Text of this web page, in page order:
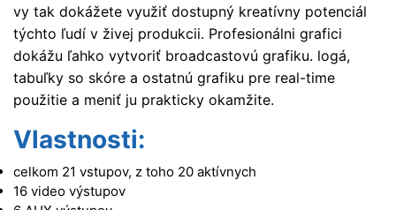
vy tak dokážete využiť dostupný kreatívny potenciál
týchto ľudí v živej produkcii. Profesionálni grafici
dokážu ľahko vytvoriť broadcastovú grafiku. logá,
tabuľky so skóre a ostatnú grafiku pre real-time
použitie a meniť ju prakticky okamžite.
Vlastnosti:
celkom 21 vstupov, z toho 20 aktívnych
16 video výstupov